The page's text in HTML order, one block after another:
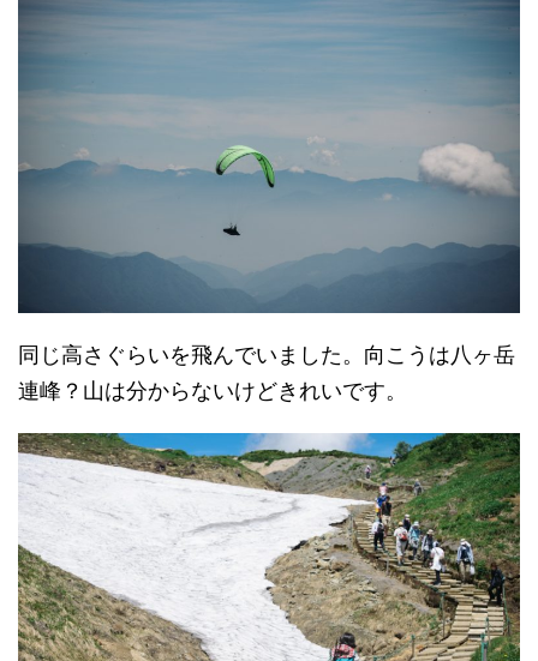
同じ高さぐらいを飛んでいました。向こうは八ヶ岳
連峰？山は分からないけどきれいです。